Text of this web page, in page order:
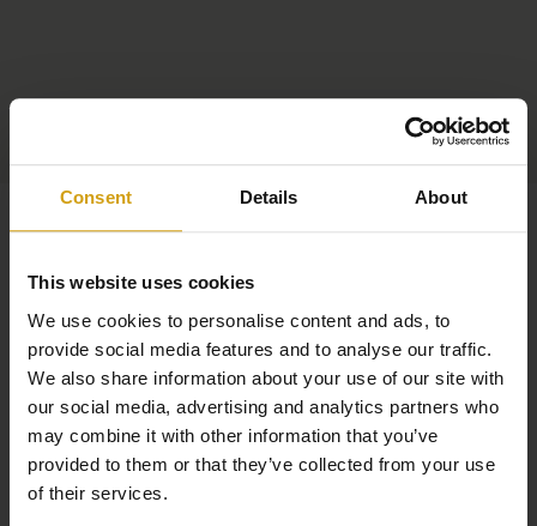
Consent Details About
This website uses cookies
We use cookies to personalise content and ads, to
provide social media features and to analyse our traffic.
We also share information about your use of our site with
our social media, advertising and analytics partners who
may combine it with other information that you’ve
provided to them or that they’ve collected from your use
of their services.